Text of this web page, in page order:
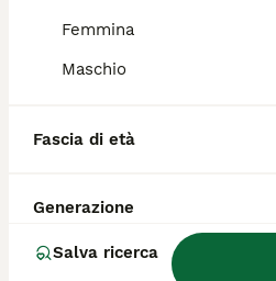
Femmina
Maschio
Fascia di età
Generazione
Salva ricerca
base a fattori come il
Il pastore dell'Asia
aggressivo?
Quali sono le
pastore dell'Asia